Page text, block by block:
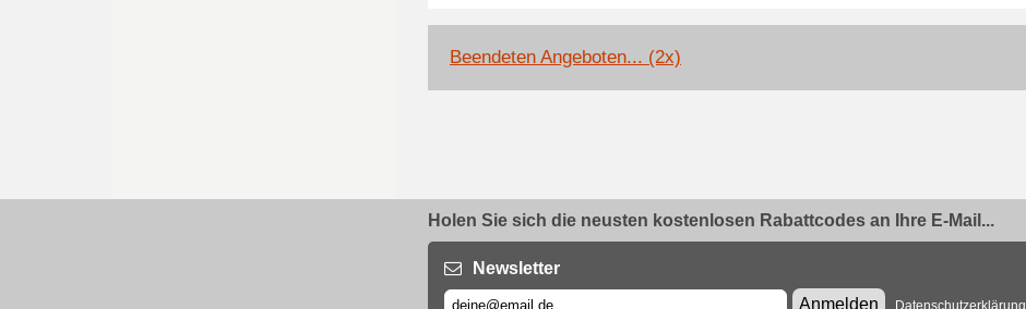
Beendeten Angeboten... (2x)
Holen Sie sich die neusten kostenlosen Rabattcodes an Ihre E-Mail...
Newsletter
Anmelden
Datenschutzerklärung